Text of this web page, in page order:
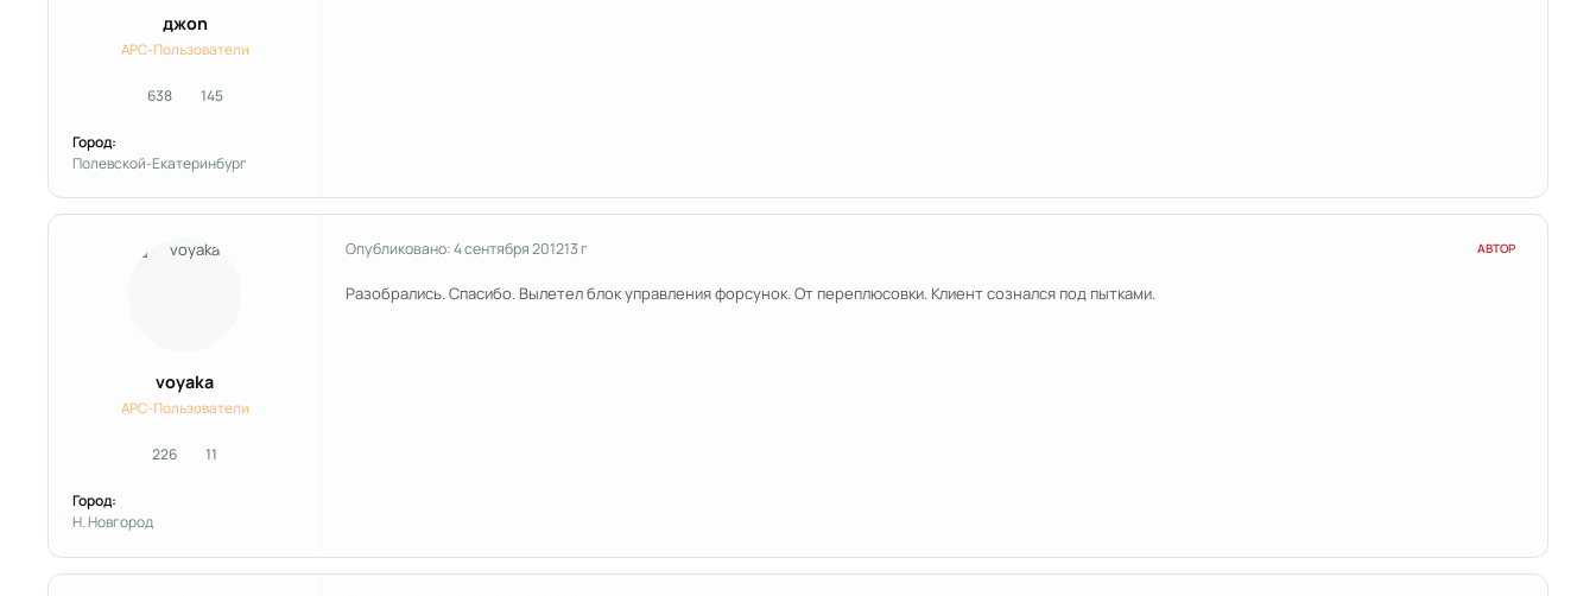
джоn
APC-Пользователи
638
сообщения
145Репутация
Город:
Полевской-Екатеринбург
voyaka
APC-Пользователи
226сообщения
11Репутация
Город:
Н. Новгород
Опубликовано:4 сентября 201213 г АВТОР
Разобрались. Спасибо. Вылетел блок управления форсунок. От переплюсовки. Клиент сознался под пытками.